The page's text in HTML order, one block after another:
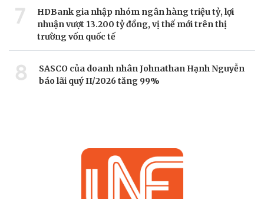
7
HDBank gia nhập nhóm ngân hàng triệu tỷ, lợi
nhuận vượt 13.200 tỷ đồng, vị thế mới trên thị
trường vốn quốc tế
8
SASCO của doanh nhân Johnathan Hạnh Nguyễn
báo lãi quý II/2026 tăng 99%